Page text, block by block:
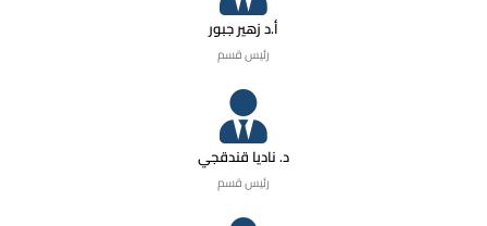
أ.د زهير جبور
رئيس قسم
د. ناديا قندقجي
رئيس قسم